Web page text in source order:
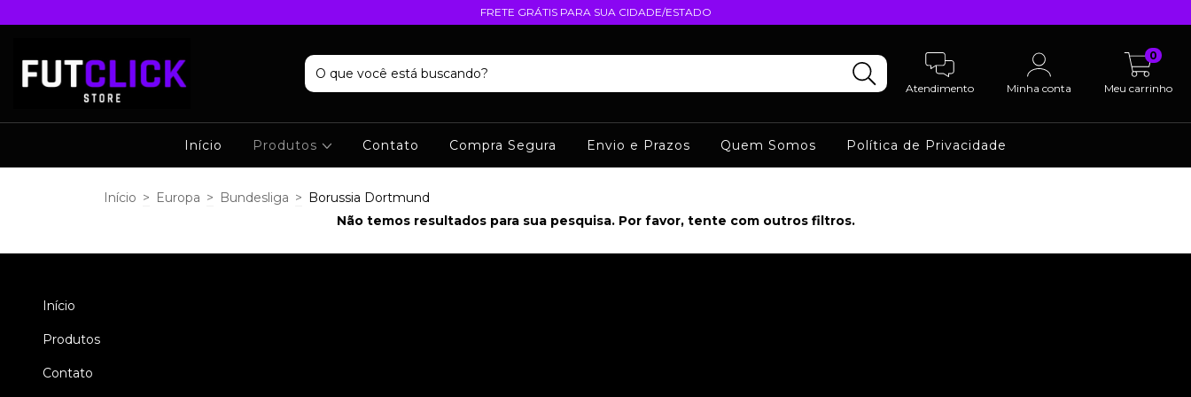
FRETE GRÁTIS PARA SUA CIDADE/ESTADO
Atendimento Minha conta Meu carrinho
0
Início Produtos Contato Compra Segura Envio e Prazos Quem Somos Política de Privacidade
Início > Europa > Bundesliga > Borussia Dortmund
Não temos resultados para sua pesquisa. Por favor, tente com outros filtros.
Início
Produtos
Contato